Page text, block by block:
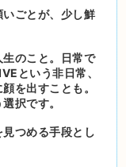
ごとが、少し鮮
のこと。日常で
という非日常、
を出すことも。
択です。
つめる手段とし